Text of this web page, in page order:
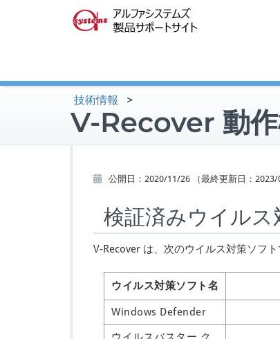
技術情報 >
V-Recover 動
公開日： 2020/11/26 （最終更新日： 2023/
検証済みウイル
V-Recover は、次のウイルス対策ソフト
ウイルス対策ソフト名
Windows Defender